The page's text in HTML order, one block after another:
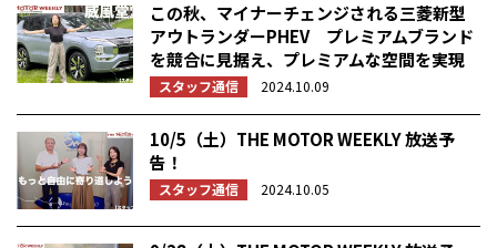
この秋、マイナーチェンジされる三菱新型
アウトランダーPHEV プレミアムブランド
を競合に見据え、プレミアムな空間を実現
スタッフ通信 2024.10.09
10/5（土）THE MOTOR WEEKLY 放送予
告！
スタッフ通信 2024.10.05